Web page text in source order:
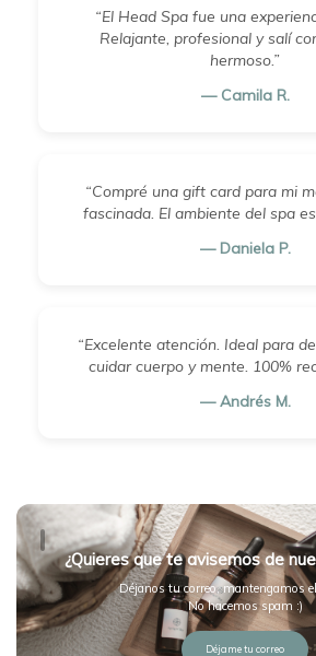
“El Head Spa fue una
Relajante, profesional y salí
hermoso.”
— Camila R.
“Compré una gift card para mi
fascinada. El ambiente del spa
— Daniela P.
“Excelente atención. Ideal para
cuidar cuerpo y mente. 100%
— Andrés M.
¿Quieres que te avisemos de
Déjanos tu correo, mantengamos
No hacemos spam :)
Déjame tu correo